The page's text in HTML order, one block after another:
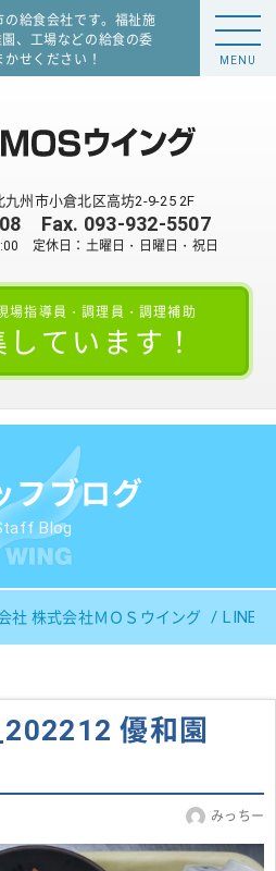
の給食会社です。福祉施
、工場などの給食の委
せください！
九州市小倉北区高坊2-9-25 2F
Fax. 093-932-5507
定休日：土曜日・日曜日・祝日
場指導員・調理員・調理補助
しています！
MENU
フブログ
Blog
社 株式会社ＭＯＳウイング
優和園
みっちー